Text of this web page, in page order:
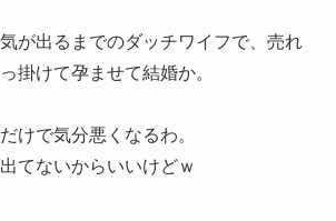
が出るまでのダッチワイフで、売れ
掛けて孕ませて結婚か。
けで気分悪くなるわ。
てないからいいけどｗ